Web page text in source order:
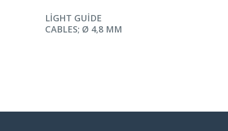
DEVAMINI OKU
LIGHT GUIDE
CABLES; Ø 4,8 MM